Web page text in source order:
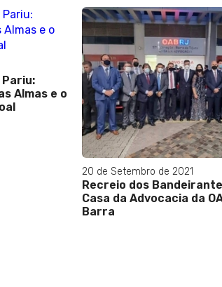
Almas e o
20 de Setembro de 2021
Recreio dos
Casa da Advocacia da
Barra